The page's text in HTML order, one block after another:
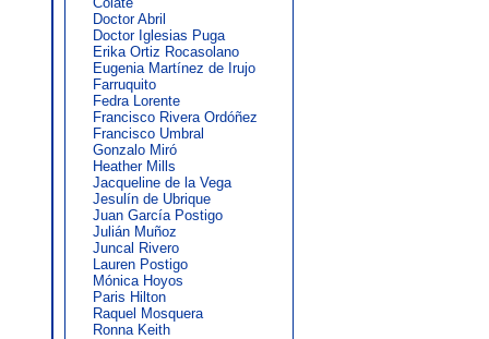
Doctor Abril
Doctor Iglesias Puga
Erika Ortiz Rocasolano
Eugenia Martínez de Irujo
Farruquito
Fedra Lorente
Francisco Rivera Ordóñez
Francisco Umbral
Gonzalo Miró
Heather Mills
Jacqueline de la Vega
Jesulín de Ubrique
Juan García Postigo
Julián Muñoz
Juncal Rivero
Lauren Postigo
Mónica Hoyos
Paris Hilton
Raquel Mosquera
Ronna Keith